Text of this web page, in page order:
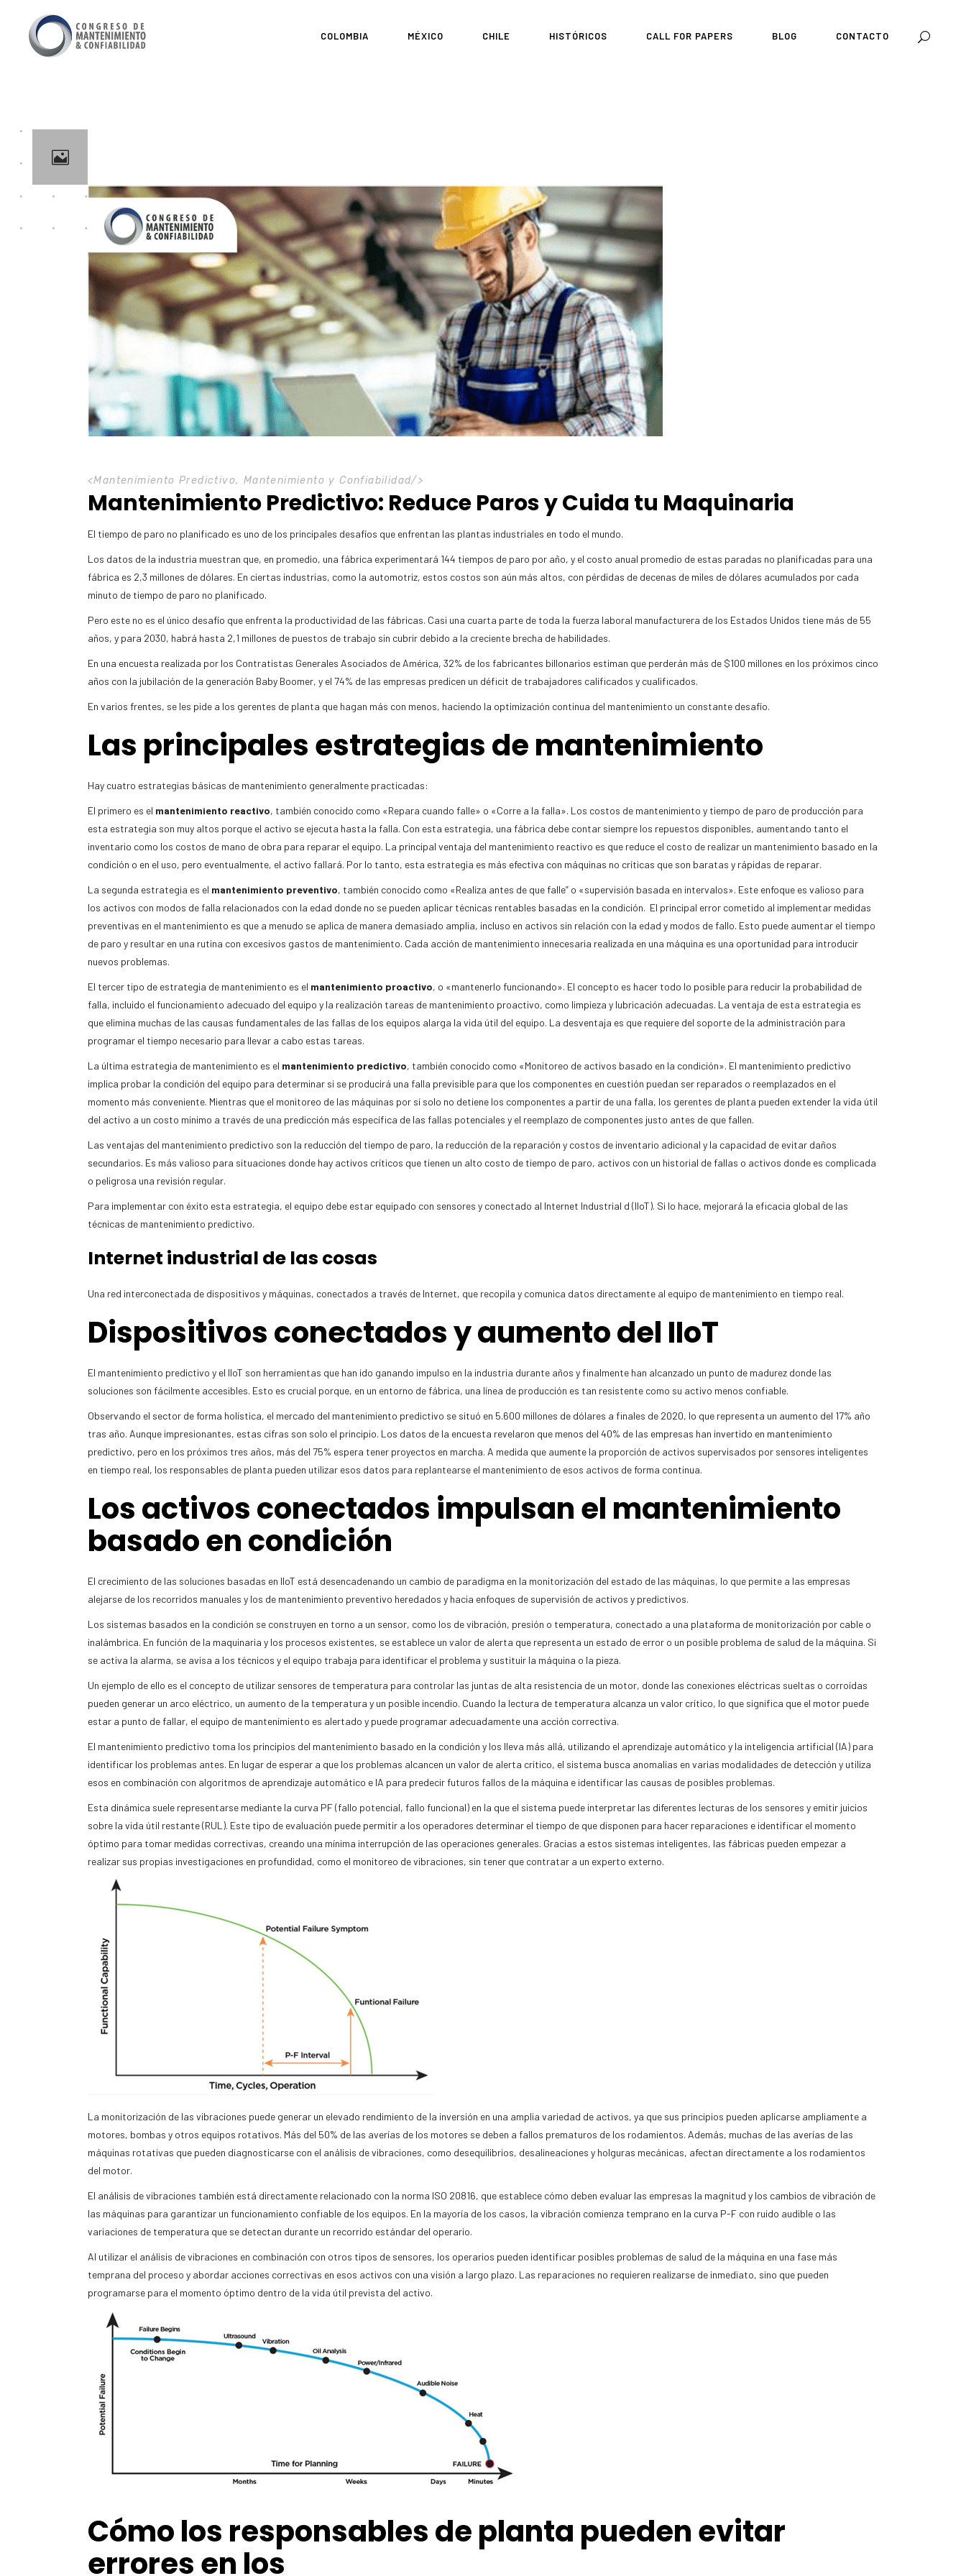
COLOMBIA MÉXICO CHILE HISTÓRICOS CALL FOR PAPERS BLOG CONTACTO
<Mantenimiento Predictivo, Mantenimiento y Confiabilidad/>
Mantenimiento Predictivo: Reduce Paros y Cuida tu Maquinaria
El tiempo de paro no planificado es uno de los principales desafíos que enfrentan las plantas industriales en todo el mundo.
Los datos de la industria muestran que, en promedio, una fábrica experimentará 144 tiempos de paro por año, y el costo anual promedio de estas paradas no planificadas para una
fábrica es 2,3 millones de dólares. En ciertas industrias, como la automotriz, estos costos son aún más altos, con pérdidas de decenas de miles de dólares acumulados por cada
minuto de tiempo de paro no planificado.
Pero este no es el único desafío que enfrenta la productividad de las fábricas. Casi una cuarta parte de toda la fuerza laboral manufacturera de los Estados Unidos tiene más de 55
años, y para 2030, habrá hasta 2,1 millones de puestos de trabajo sin cubrir debido a la creciente brecha de habilidades.
En una encuesta realizada por los Contratistas Generales Asociados de América, 32% de los fabricantes billonarios estiman que perderán más de $100 millones en los próximos cinco
años con la jubilación de la generación Baby Boomer, y el 74% de las empresas predicen un déficit de trabajadores calificados y cualificados.
En varios frentes, se les pide a los gerentes de planta que hagan más con menos, haciendo la optimización continua del mantenimiento un constante desafío.
Las principales estrategias de mantenimiento
Hay cuatro estrategias básicas de mantenimiento generalmente practicadas:
El primero es el mantenimiento reactivo, también conocido como «Repara cuando falle» o «Corre a la falla». Los costos de mantenimiento y tiempo de paro de producción para
esta estrategia son muy altos porque el activo se ejecuta hasta la falla. Con esta estrategia, una fábrica debe contar siempre los repuestos disponibles, aumentando tanto el
inventario como los costos de mano de obra para reparar el equipo. La principal ventaja del mantenimiento reactivo es que reduce el costo de realizar un mantenimiento basado en la
condición o en el uso, pero eventualmente, el activo fallará. Por lo tanto, esta estrategia es más efectiva con máquinas no críticas que son baratas y rápidas de reparar.
La segunda estrategia es el mantenimiento preventivo, también conocido como «Realiza antes de que falle” o «supervisión basada en intervalos». Este enfoque es valioso para
los activos con modos de falla relacionados con la edad donde no se pueden aplicar técnicas rentables basadas en la condición. El principal error cometido al implementar medidas
preventivas en el mantenimiento es que a menudo se aplica de manera demasiado amplia, incluso en activos sin relación con la edad y modos de fallo. Esto puede aumentar el tiempo
de paro y resultar en una rutina con excesivos gastos de mantenimiento. Cada acción de mantenimiento innecesaria realizada en una máquina es una oportunidad para introducir
nuevos problemas.
El tercer tipo de estrategia de mantenimiento es el mantenimiento proactivo, o «mantenerlo funcionando». El concepto es hacer todo lo posible para reducir la probabilidad de
falla, incluido el funcionamiento adecuado del equipo y la realización tareas de mantenimiento proactivo, como limpieza y lubricación adecuadas. La ventaja de esta estrategia es
que elimina muchas de las causas fundamentales de las fallas de los equipos alarga la vida útil del equipo. La desventaja es que requiere del soporte de la administración para
programar el tiempo necesario para llevar a cabo estas tareas.
La última estrategia de mantenimiento es el mantenimiento predictivo, también conocido como «Monitoreo de activos basado en la condición». El mantenimiento predictivo
implica probar la condición del equipo para determinar si se producirá una falla previsible para que los componentes en cuestión puedan ser reparados o reemplazados en el
momento más conveniente. Mientras que el monitoreo de las máquinas por sí solo no detiene los componentes a partir de una falla, los gerentes de planta pueden extender la vida útil
del activo a un costo mínimo a través de una predicción más específica de las fallas potenciales y el reemplazo de componentes justo antes de que fallen.
Las ventajas del mantenimiento predictivo son la reducción del tiempo de paro, la reducción de la reparación y costos de inventario adicional y la capacidad de evitar daños
secundarios. Es más valioso para situaciones donde hay activos críticos que tienen un alto costo de tiempo de paro, activos con un historial de fallas o activos donde es complicada
o peligrosa una revisión regular.
Para implementar con éxito esta estrategia, el equipo debe estar equipado con sensores y conectado al Internet Industrial d (IIoT). Si lo hace, mejorará la eficacia global de las
técnicas de mantenimiento predictivo.
Internet industrial de las cosas
Una red interconectada de dispositivos y máquinas, conectados a través de Internet, que recopila y comunica datos directamente al equipo de mantenimiento en tiempo real.
Dispositivos conectados y aumento del IIoT
El mantenimiento predictivo y el IIoT son herramientas que han ido ganando impulso en la industria durante años y finalmente han alcanzado un punto de madurez donde las
soluciones son fácilmente accesibles. Esto es crucial porque, en un entorno de fábrica, una línea de producción es tan resistente como su activo menos confiable.
Observando el sector de forma holística, el mercado del mantenimiento predictivo se situó en 5.600 millones de dólares a finales de 2020, lo que representa un aumento del 17% año
tras año. Aunque impresionantes, estas cifras son solo el principio. Los datos de la encuesta revelaron que menos del 40% de las empresas han invertido en mantenimiento
predictivo, pero en los próximos tres años, más del 75% espera tener proyectos en marcha. A medida que aumente la proporción de activos supervisados por sensores inteligentes
en tiempo real, los responsables de planta pueden utilizar esos datos para replantearse el mantenimiento de esos activos de forma continua.
Los activos conectados impulsan el mantenimiento
basado en condición
El crecimiento de las soluciones basadas en IIoT está desencadenando un cambio de paradigma en la monitorización del estado de las máquinas, lo que permite a las empresas
alejarse de los recorridos manuales y los de mantenimiento preventivo heredados y hacia enfoques de supervisión de activos y predictivos.
Los sistemas basados en la condición se construyen en torno a un sensor, como los de vibración, presión o temperatura, conectado a una plataforma de monitorización por cable o
inalámbrica. En función de la maquinaria y los procesos existentes, se establece un valor de alerta que representa un estado de error o un posible problema de salud de la máquina. Si
se activa la alarma, se avisa a los técnicos y el equipo trabaja para identificar el problema y sustituir la máquina o la pieza.
Un ejemplo de ello es el concepto de utilizar sensores de temperatura para controlar las juntas de alta resistencia de un motor, donde las conexiones eléctricas sueltas o corroídas
pueden generar un arco eléctrico, un aumento de la temperatura y un posible incendio. Cuando la lectura de temperatura alcanza un valor crítico, lo que significa que el motor puede
estar a punto de fallar, el equipo de mantenimiento es alertado y puede programar adecuadamente una acción correctiva.
El mantenimiento predictivo toma los principios del mantenimiento basado en la condición y los lleva más allá, utilizando el aprendizaje automático y la inteligencia artificial (IA) para
identificar los problemas antes. En lugar de esperar a que los problemas alcancen un valor de alerta crítico, el sistema busca anomalías en varias modalidades de detección y utiliza
esos en combinación con algoritmos de aprendizaje automático e IA para predecir futuros fallos de la máquina e identificar las causas de posibles problemas.
Esta dinámica suele representarse mediante la curva PF (fallo potencial, fallo funcional) en la que el sistema puede interpretar las diferentes lecturas de los sensores y emitir juicios
sobre la vida útil restante (RUL). Este tipo de evaluación puede permitir a los operadores determinar el tiempo de que disponen para hacer reparaciones e identificar el momento
óptimo para tomar medidas correctivas, creando una mínima interrupción de las operaciones generales. Gracias a estos sistemas inteligentes, las fábricas pueden empezar a
realizar sus propias investigaciones en profundidad, como el monitoreo de vibraciones, sin tener que contratar a un experto externo.
La monitorización de las vibraciones puede generar un elevado rendimiento de la inversión en una amplia variedad de activos, ya que sus principios pueden aplicarse ampliamente a
motores, bombas y otros equipos rotativos. Más del 50% de las averías de los motores se deben a fallos prematuros de los rodamientos. Además, muchas de las averías de las
máquinas rotativas que pueden diagnosticarse con el análisis de vibraciones, como desequilibrios, desalineaciones y holguras mecánicas, afectan directamente a los rodamientos
del motor.
El análisis de vibraciones también está directamente relacionado con la norma ISO 20816, que establece cómo deben evaluar las empresas la magnitud y los cambios de vibración de
las máquinas para garantizar un funcionamiento confiable de los equipos. En la mayoría de los casos, la vibración comienza temprano en la curva P-F con ruido audible o las
variaciones de temperatura que se detectan durante un recorrido estándar del operario.
Al utilizar el análisis de vibraciones en combinación con otros tipos de sensores, los operarios pueden identificar posibles problemas de salud de la máquina en una fase más
temprana del proceso y abordar acciones correctivas en esos activos con una visión a largo plazo. Las reparaciones no requieren realizarse de inmediato, sino que pueden
programarse para el momento óptimo dentro de la vida útil prevista del activo.
Cómo los responsables de planta pueden evitar
errores en los